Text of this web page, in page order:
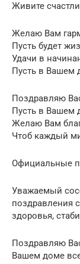
Живите
Желаю Вам
Пусть будет
Удачи в
Пусть в Вашем
Поздравляю
Пусть в Вашем
Желаю Вам
Чтоб каждый
Официальные
Уважаемый
поздравления
здоровья,
Поздравляю
Вашем доме